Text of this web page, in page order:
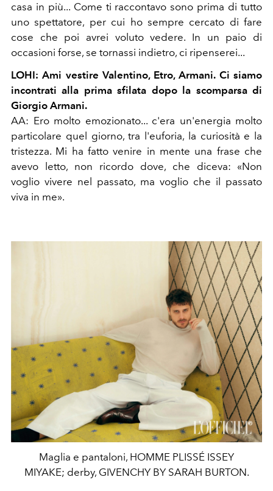
casa in più... Come ti raccontavo sono prima di tutto
uno spettatore, per cui ho sempre cercato di fare
cose che poi avrei voluto vedere. In un paio di
occasioni forse, se tornassi indietro, ci ripenserei...
LOHI: Ami vestire Valentino, Etro, Armani. Ci siamo
incontrati alla prima sfilata dopo la scomparsa di
Giorgio Armani.
AA: Ero molto emozionato... c'era un'energia molto
particolare quel giorno, tra l'euforia, la curiosità e la
tristezza. Mi ha fatto venire in mente una frase che
avevo letto, non ricordo dove, che diceva: «Non
voglio vivere nel passato, ma voglio che il passato
viva in me».
Maglia e pantaloni, HOMME PLISSÉ ISSEY
MIYAKE; derby, GIVENCHY BY SARAH BURTON.